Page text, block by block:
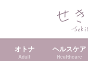
オトナ
Adult
ヘルスケア
Healthcare